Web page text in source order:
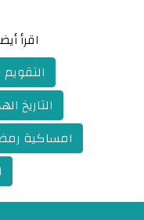
اقرأ
التاريخ
امساكية